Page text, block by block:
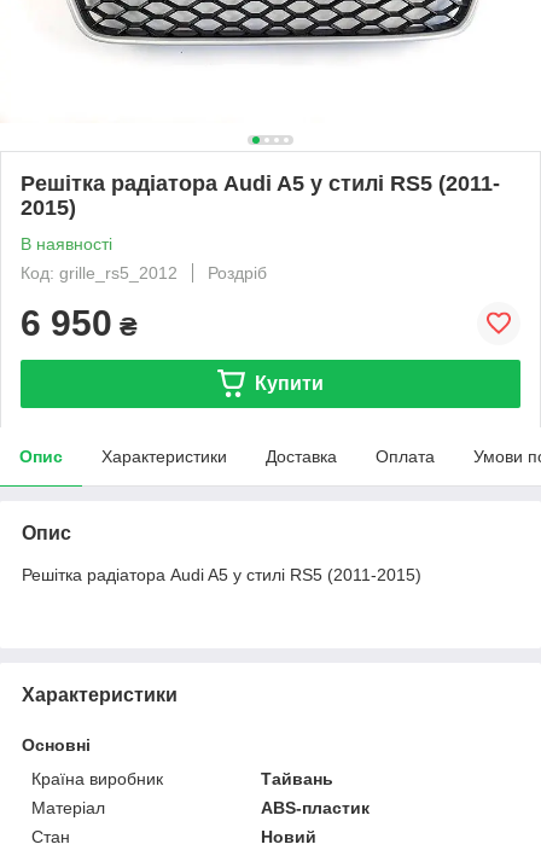
Решітка радіатора Audi A5 у стилі RS5 (2011-
2015)
В наявності
Код: grille_rs5_2012
Роздріб
6 950 ₴
Купити
Опис Характеристики Доставка Оплата Умови
Опис
Решітка радіатора Audi A5 у стилі RS5 (2011-2015)
Характеристики
Основні
Країна виробник
Тайвань
Матеріал
ABS-пластик
Стан
Новий